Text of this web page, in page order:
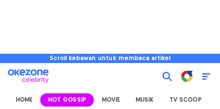
Scroll kebawah untuk membaca artikel
HOME HOT GOSSIP MOVIE MUSIK TV SCOOP